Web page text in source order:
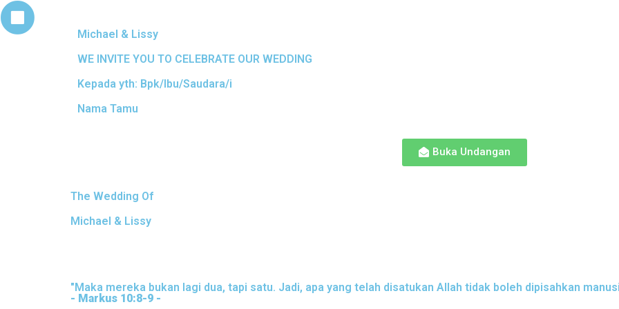
Michael & Lissy
WE INVITE YOU TO CELEBRATE OUR WEDDING
Kepada yth: Bpk/Ibu/Saudara/i
Nama Tamu
Buka Undangan
The Wedding Of
Michael & Lissy
"Maka mereka bukan lagi dua, tapi satu. Jadi, apa yang telah disatukan Allah tidak boleh dipisahkan
- Markus 10:8-9 -